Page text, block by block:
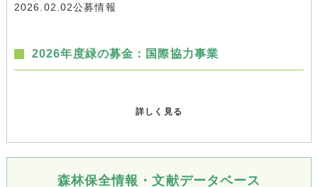
2026.02.02公募情報
2026年度緑の募金：国際協力事業
詳しく見る
森林保全情報・文献データベース